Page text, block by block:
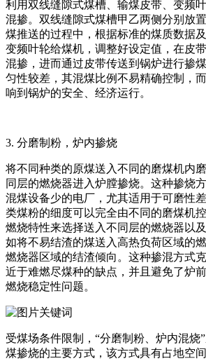
利用双线缝隙式煤槽、输煤皮带、变频
混掺。双线缝隙式煤槽甲乙两侧分别放
煤推送的过程中，根据标准的煤质数据
变频叶轮给煤机，调整好设定值，在皮
混掺，进而通过皮带传送到锅炉进行掺
匀性较差，其混煤比例不易精确控制，
响到锅炉的安全、经济运行。
3. 分磨制粉，炉内掺烧
将不同种类的原煤送入不同的磨煤机内
同层的燃烧器进入炉膛掺烧。这种掺烧
混煤设备少的电厂，尤其适用于可磨性
类煤粉的细度可以完全由不同的磨煤机
燃烧特性来选择送入不同层的燃烧器以
如将不易结渣的煤送入高热负荷区域的
燃烧器区域的结渣倾向。这种掺混方式
近于难燃尽煤种的缺点，并且避免了炉
燃烧稳定性问题。
受煤场条件限制，“分磨制粉、炉内混烧
煤掺烧的主要方式，该方式具有占地空